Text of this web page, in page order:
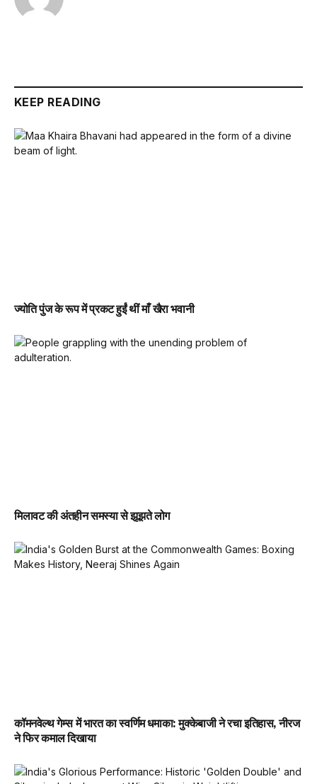
KEEP READING
ज्योति पुंज के रूप में प्रकट हुईं थीं माँ खैरा भवानी
मिलावट की अंतहीन समस्या से झूझते लोग
कॉमनवेल्थ गेम्स में भारत का स्वर्णिम धमाका: मुक्केबाजी ने रचा इतिहास, नीरज
ने फिर कमाल दिखाया